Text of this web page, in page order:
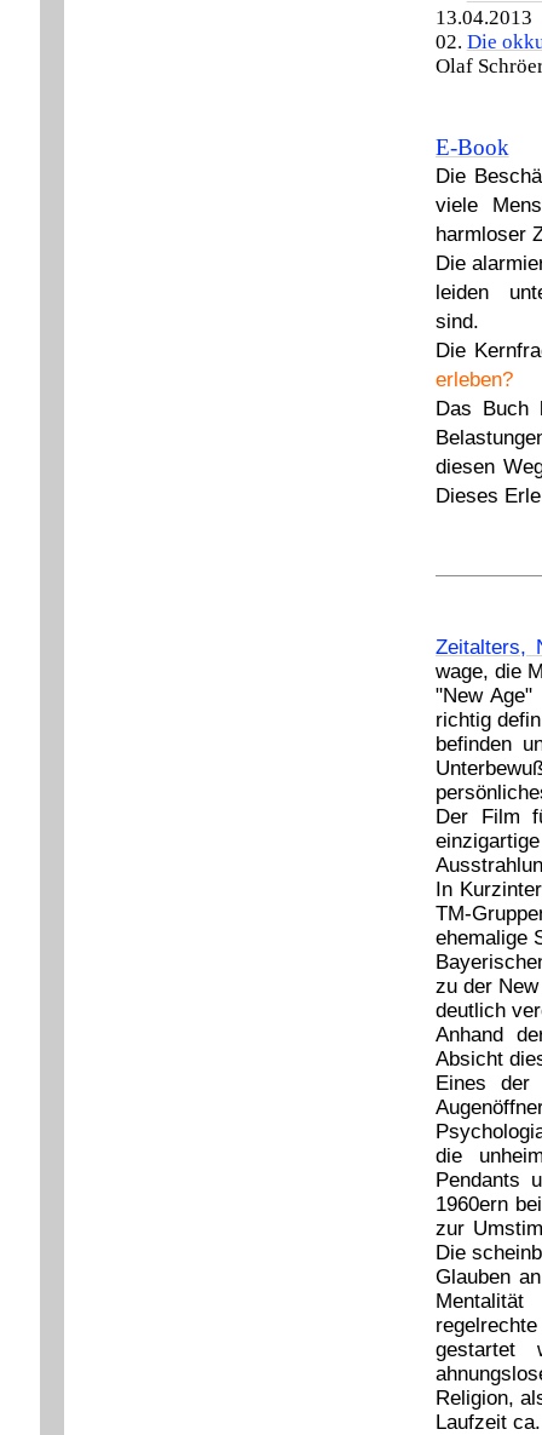
13.04.2013
02. Die
Olaf
E-Book
Die
viele
harmloser
Die
leiden
sind.
Die
erleben?
Das Buch
diesen
Dieses
Zeitalters,
wage, die
"New
richtig
befinden
Der Film
In
TM-
ehemalige
zu der
deutlich
Anhand
Absicht
Eines der
die
Pendants
1960ern
zur
Die
Glauben
gestartet
Religion,
Laufzeit